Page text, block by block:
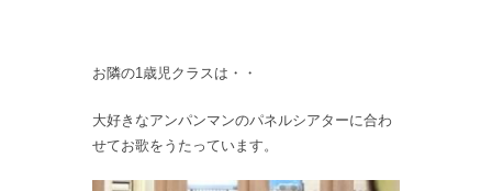
お隣の1歳児クラスは・・
大好きなアンパンマンのパネルシアターに合わ
せてお歌をうたっています。